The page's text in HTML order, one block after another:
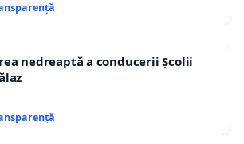
nedreaptă a conducerii Școlii